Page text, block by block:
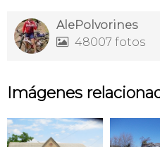
AlePolvorines
 48007 fotos
Imágenes